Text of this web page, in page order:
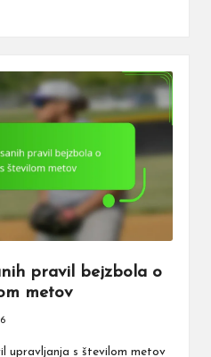
pravil bejzbola o
metov
upravljanja s številom metov